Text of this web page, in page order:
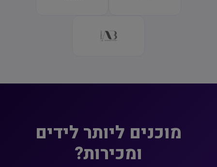
מוכנים ליותר לידים
ומכירות?